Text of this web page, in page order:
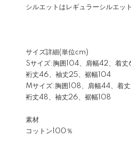
シルエットはレギュラーシルエッ
サイズ詳細(単位cm)
Sサイズ:胸囲104、肩幅42、着丈
裄丈46、袖丈25、裾幅104
Mサイズ:胸囲108、肩幅44、着
裄丈48、袖丈26、裾幅108
素材
コットン100％